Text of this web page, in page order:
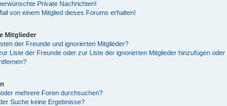
Private Nachrichten!
von einem Mitglied dieses Forums erhalten!
Mitglieder
der Freunde und ignorierten Mitglieder?
Liste der Freunde oder zur Liste der ignorierten Mitglieder hinzufügen oder
mehrere Foren durchsuchen?
Suche keine Ergebnisse?